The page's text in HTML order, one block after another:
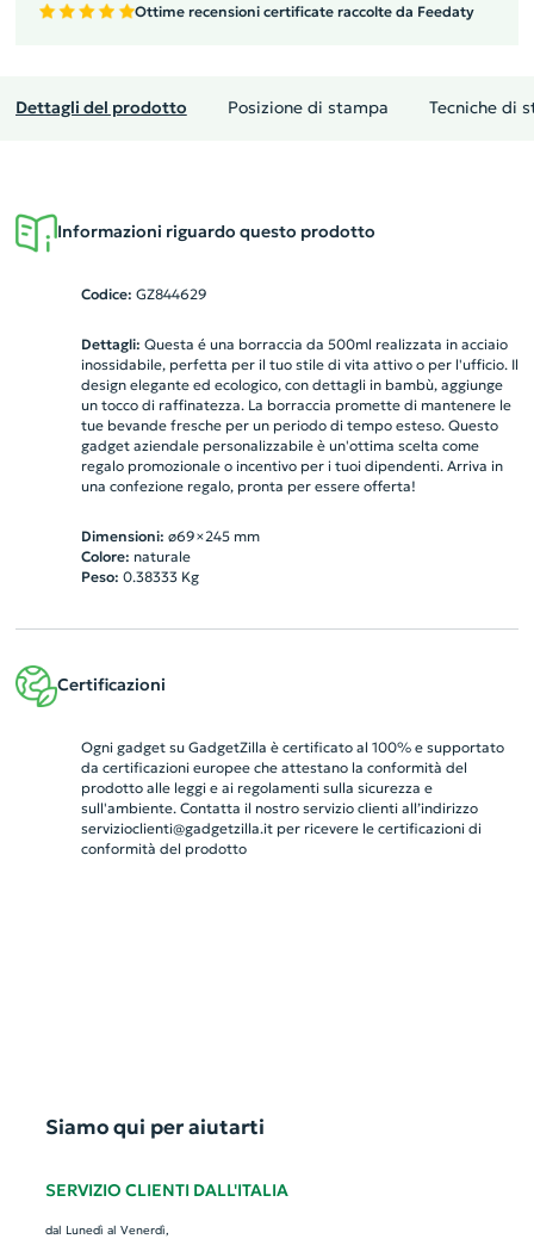
Ottime recensioni certificate raccolte da Feedaty
Dettagli del prodotto Posizione di stampa Tecniche di
Informazioni riguardo questo prodotto
Codice: GZ844629
Dettagli: Questa é una borraccia da 500ml realizzata in acciaio
inossidabile, perfetta per il tuo stile di vita attivo o per l'ufficio. Il
design elegante ed ecologico, con dettagli in bambù, aggiunge
un tocco di raffinatezza. La borraccia promette di mantenere le
tue bevande fresche per un periodo di tempo esteso. Questo
gadget aziendale personalizzabile è un'ottima scelta come
regalo promozionale o incentivo per i tuoi dipendenti. Arriva in
una confezione regalo, pronta per essere offerta!
Dimensioni: ø69×245 mm
Colore: naturale
Peso: 0.38333Kg
Certificazioni
Ogni gadget su GadgetZilla è certificato al 100% e supportato
da certificazioni europee che attestano la conformità del
prodotto alle leggi e ai regolamenti sulla sicurezza e
sull'ambiente. Contatta il nostro servizio clienti all’indirizzo
servizioclienti@gadgetzilla.itper ricevere le certificazioni di
conformità del prodotto
Siamo qui per aiutarti
SERVIZIO CLIENTI DALL'ITALIA
dal Lunedì al Venerdì,